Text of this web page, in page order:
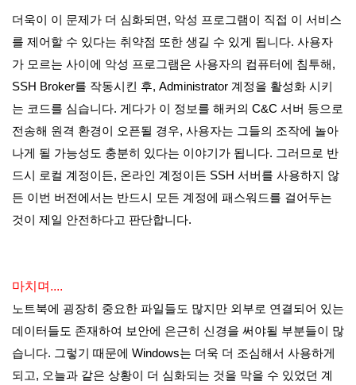
더욱이 이 문제가 더 심화되면, 악성 프로그램이 직접 이 서비스
를 제어할 수 있다는 취약점 또한 생길 수 있게 됩니다. 사용자
가 모르는 사이에 악성 프로그램은 사용자의 컴퓨터에 침투해,
SSH Broker를 작동시킨 후, Administrator 계정을 활성화 시키
는 코드를 심습니다. 게다가 이 정보를 해커의 C&C 서버 등으로
전송해 원격 환경이 오픈될 경우, 사용자는 그들의 조작에 놀아
나게 될 가능성도 충분히 있다는 이야기가 됩니다. 그러므로 반
드시 로컬 계정이든, 온라인 계정이든 SSH 서버를 사용하지 않
든 이번 버전에서는 반드시 모든 계정에 패스워드를 걸어두는
것이 제일 안전하다고 판단합니다.
마치며....
노트북에 굉장히 중요한 파일들도 많지만 외부로 연결되어 있는
데이터들도 존재하여 보안에 은근히 신경을 써야될 부분들이 많
습니다. 그렇기 때문에 Windows는 더욱 더 조심해서 사용하게
되고, 오늘과 같은 상황이 더 심화되는 것을 막을 수 있었던 계